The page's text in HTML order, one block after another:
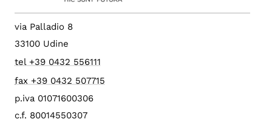
via Palladio 8
33100 Udine
tel +39 0432 556111
fax +39 0432 507715
p.iva 01071600306
c.f. 80014550307